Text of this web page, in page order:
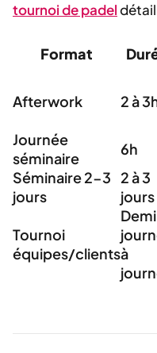
tournoi de padel
Format
Afterwork 2 à
Journée
séminaire
6h
Séminaire 2-3
jours
2 à 3
jours
Tournoi
équipes/clientsà